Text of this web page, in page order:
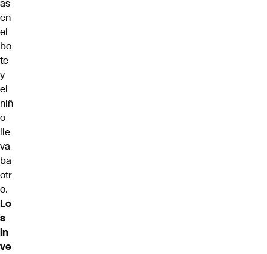
as
en
el
bo
te
y
el
niñ
o
lle
va
ba
otr
o.
Lo
s
in
ve